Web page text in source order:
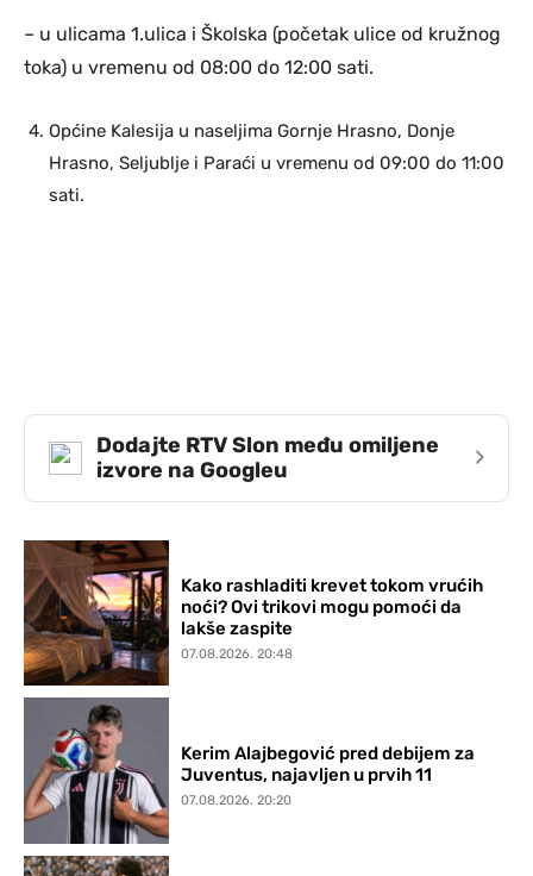
– u ulicama 1.ulica i Školska (početak ulice od kružnog
toka) u vremenu od 08:00 do 12:00 sati.
Općine Kalesija u naseljima Gornje Hrasno, Donje
Hrasno, Seljublje i Paraći u vremenu od 09:00 do 11:00
sati.
Dodajte RTV Slon među omiljene
izvore na Googleu
›
Kako rashladiti krevet tokom vrućih
noći? Ovi trikovi mogu pomoći da
lakše zaspite
07.08.2026. 20:48
Kerim Alajbegović pred debijem za
Juventus, najavljen u prvih 11
07.08.2026. 20:20